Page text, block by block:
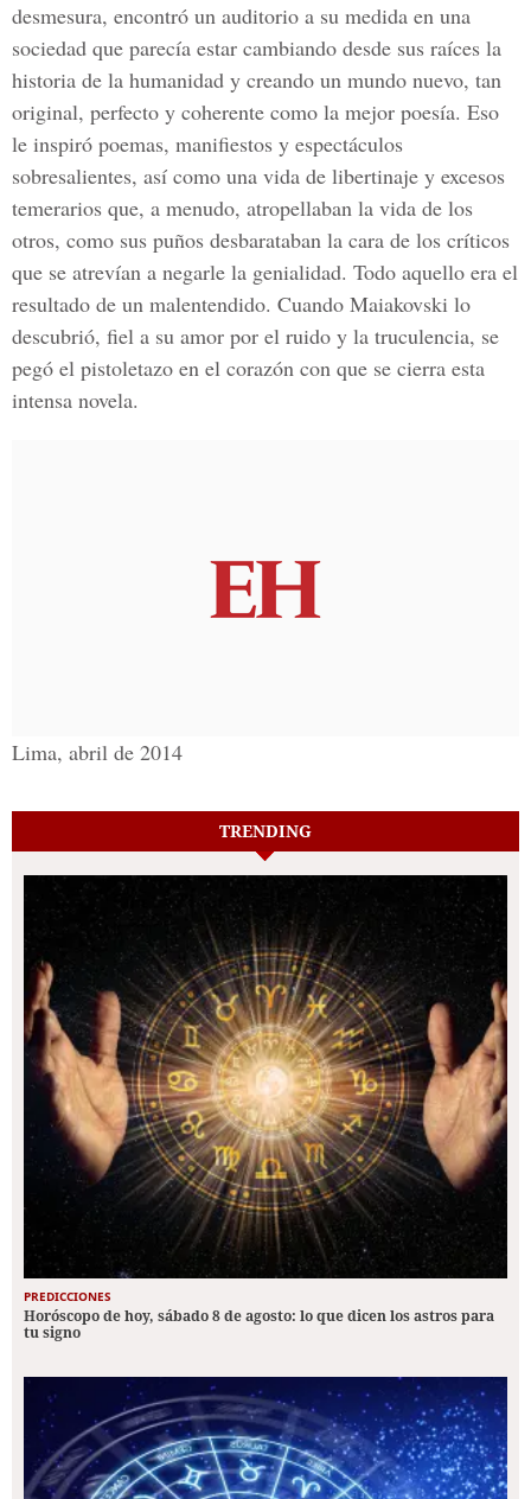
desmesura, encontró un auditorio a su medida en una
sociedad que parecía estar cambiando desde sus raíces la
historia de la humanidad y creando un mundo nuevo, tan
original, perfecto y coherente como la mejor poesía. Eso
le inspiró poemas, manifiestos y espectáculos
sobresalientes, así como una vida de libertinaje y excesos
temerarios que, a menudo, atropellaban la vida de los
otros, como sus puños desbarataban la cara de los críticos
que se atrevían a negarle la genialidad. Todo aquello era el
resultado de un malentendido. Cuando Maiakovski lo
descubrió, fiel a su amor por el ruido y la truculencia, se
pegó el pistoletazo en el corazón con que se cierra esta
intensa novela.
Lima, abril de 2014
TRENDING
PREDICCIONES
Horóscopo de hoy, sábado 8 de agosto: lo que dicen los astros para
tu signo